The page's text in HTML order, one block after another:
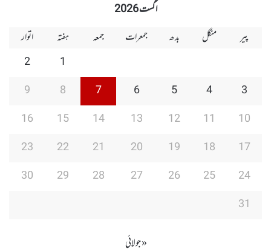
اگست 2026
پیر
منگل بدھ جمعرات جمعہ ہفتہ
اتوار
1
2
3
4
5
6
7
8
9
10
11
12
13
14
15
16
17
18
19
20
21
22
23
24
25
26
27
28
29
30
31
« جولائی